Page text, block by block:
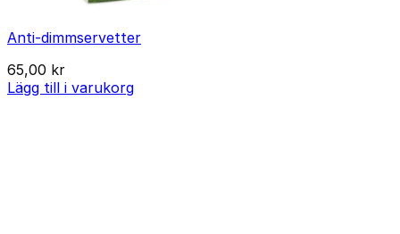
Anti-dimmservetter
65,00 kr
Lägg till i varukorg